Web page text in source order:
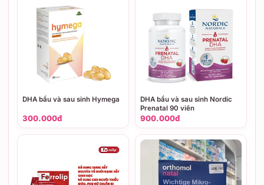
DHA bầu và sau sinh Hymega
300.000đ
DHA bầu và sau sinh Nordic
Prenatal 90 viên
900.000đ